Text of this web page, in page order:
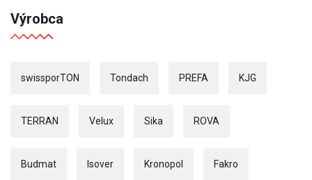
Výrobca
swissporTON Tondach PREFA KJG
TERRAN Velux Sika ROVA
Budmat Isover Kronopol Fakro